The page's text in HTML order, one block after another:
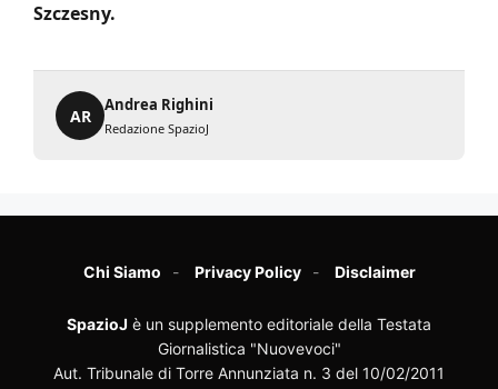
Szczesny.
AR
Andrea Righini
Redazione SpazioJ
Chi Siamo Privacy Policy Disclaimer
SpazioJ è un supplemento editoriale della Testata
Giornalistica "Nuovevoci"
Aut. Tribunale di Torre Annunziata n. 3 del 10/02/2011